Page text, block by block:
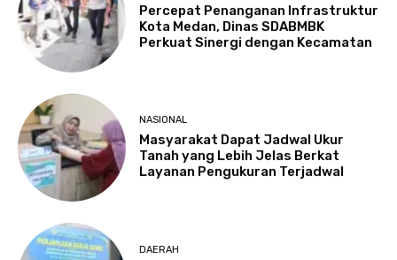
Percepat Penanganan Infrastruktur
Kota Medan, Dinas SDABMBK
Perkuat Sinergi dengan Kecamatan
NASIONAL
Masyarakat Dapat Jadwal Ukur
Tanah yang Lebih Jelas Berkat
Layanan Pengukuran Terjadwal
DAERAH